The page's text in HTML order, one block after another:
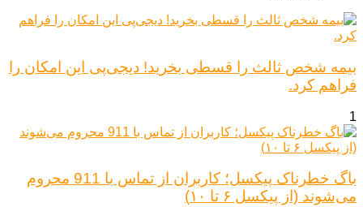
بیمه شخص ثالث را قسطی بخرید! دیجی‌پی این امکان را
فراهم کرد.
1
باگ خطرناک پیکسل؛ کاربران از تماس با 911 محروم
می‌شوند (از پیکسل ۶ تا ۱۰)